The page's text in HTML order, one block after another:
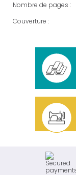
Nombre de pages :
Couverture :